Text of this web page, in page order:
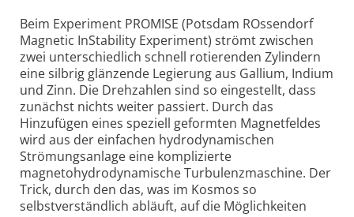
Beim Experiment PROMISE (Potsdam ROssendorf
Magnetic InStability Experiment) strömt zwischen
zwei unterschiedlich schnell rotierenden Zylindern
eine silbrig glänzende Legierung aus Gallium, Indium
und Zinn. Die Drehzahlen sind so eingestellt, dass
zunächst nichts weiter passiert. Durch das
Hinzufügen eines speziell geformten Magnetfeldes
wird aus der einfachen hydrodynamischen
Strömungsanlage eine komplizierte
magnetohydrodynamische Turbulenzmaschine. Der
Trick, durch den das, was im Kosmos so
selbstverständlich abläuft, auf die Möglichkeiten